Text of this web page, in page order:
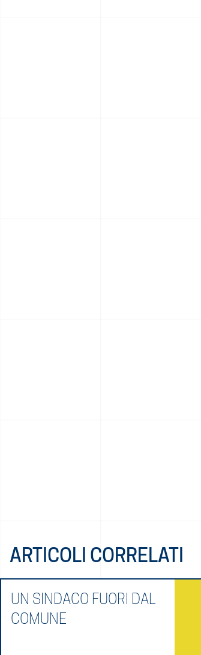
ARTICOLI CORRELATI
UN SINDACO FUORI DAL
COMUNE